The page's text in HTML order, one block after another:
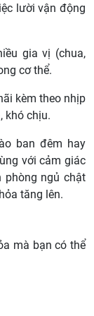
lười vận động
gia vị (chua,
cơ thể.
kèm theo nhịp
khó chịu.
ban đêm hay
với cảm giác
phòng ngủ chật
tăng lên.
mà bạn có thể